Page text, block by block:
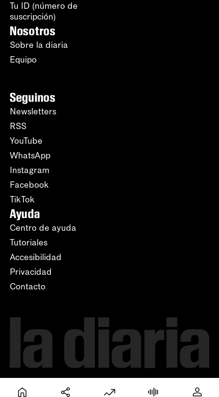
Tu ID (número de
suscripción)
Nosotros
Sobre la diaria
Equipo
Seguinos
Newsletters
RSS
YouTube
WhatsApp
Instagram
Facebook
TikTok
Ayuda
Centro de ayuda
Tutoriales
Accesibilidad
Privacidad
Contacto